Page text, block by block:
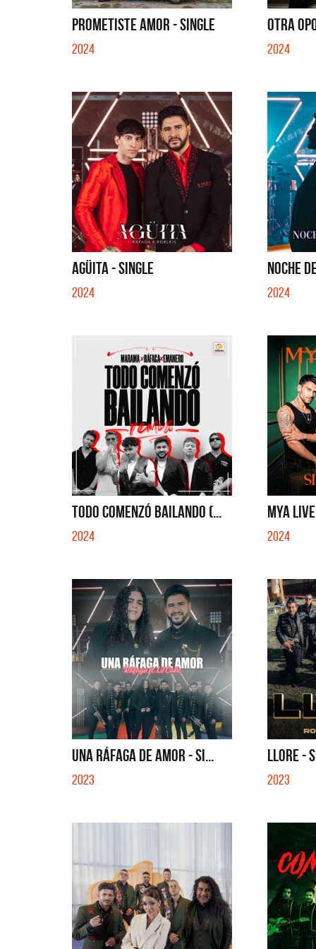
PROMETISTE AMOR - SINGLE
2024
OTRA
2024
AGÜITA - SINGLE
2024
NOCHE
2024
TODO COMENZÓ BAILANDO (...
2024
MYA
2024
UNA RÁFAGA DE AMOR - SI...
2023
LLORE -
2023
TE VI - SINGLE